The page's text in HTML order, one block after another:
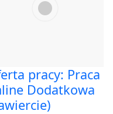
pracy: Praca
Dodatkowa